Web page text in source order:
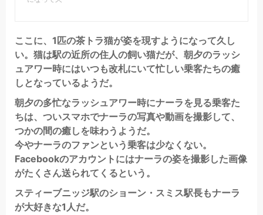
ここに、1匹の茶トラ猫が姿を現すようになって久し
い。猫は駅の近所の住人の飼い猫だが、朝夕のラッシ
ュアワー時にはいつも改札にいて忙しい乗客たちの癒
しとなっているようだ。
朝夕の多忙なラッシュアワー時にナーラを見る乗客た
ちは、ついスマホでナーラの写真や動画を撮影して、
つかの間の癒しを味わうようだ。
今やナーラのファンという乗客は少なくない。
Facebookのアカウントにはナーラの姿を撮影した画像
がたくさん送られてくるという。
スティーブニッジ駅のショーン・スミス駅長もナーラ
が大好きな1人だ。